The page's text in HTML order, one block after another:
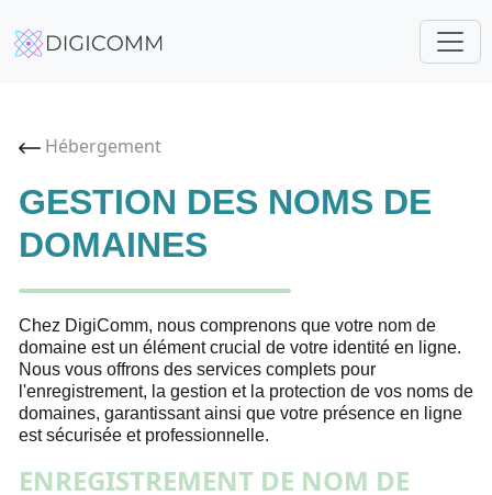
Hébergement
GESTION DES NOMS DE
DOMAINES
Chez DigiComm, nous comprenons que votre nom de
domaine est un élément crucial de votre identité en ligne.
Nous vous offrons des services complets pour
l'enregistrement, la gestion et la protection de vos noms de
domaines, garantissant ainsi que votre présence en ligne
est sécurisée et professionnelle.
ENREGISTREMENT DE NOM DE